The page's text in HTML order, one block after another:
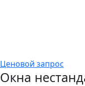
Ценовой запрос
Окна